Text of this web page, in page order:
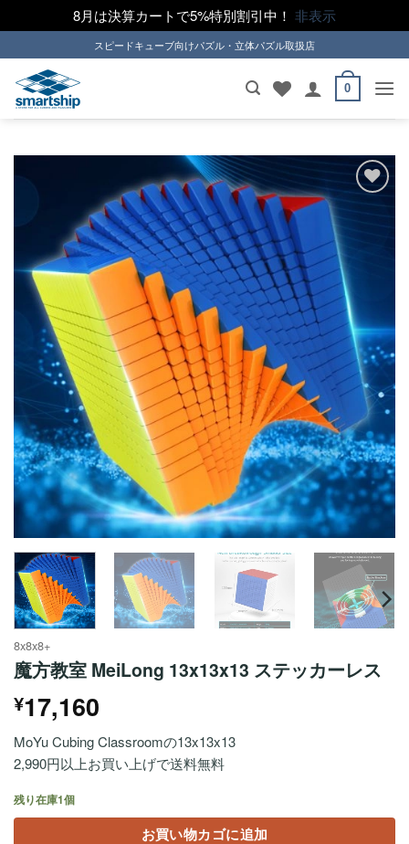
8月は決算カートで5%特別割引中！ 非表示
to
content
スピードキューブ向けパズル・立体パズル取扱店
0
ほし
い！
8x8x8+
魔方教室 MeiLong 13x13x13 ステッカーレス
¥17,160
MoYu Cubing Classroomの13x13x13
2,990円以上お買い上げで送料無料
残り在庫1個
お買い物カゴに追加